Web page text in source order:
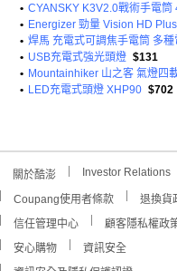
• CYANSKY K3V2.0戰術手電
• Energizer 勁量 Vision HD
• 焊馬 充電式可調焦手電筒 多
• USB充電式強光頭燈 $131
• Mountainhiker 山之客 氣燈四
• LED充電式頭燈 XHP90 $702
關於酷澎 Investor Relations
Coupang使用者條款
退換貨
信任管理中心
顧客隱私權政
安心購物
資訊安全